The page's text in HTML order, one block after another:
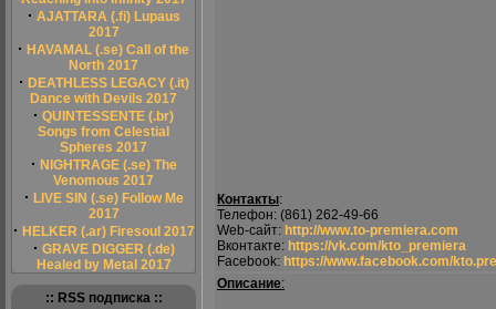
· AJATTARA (.fi) Lupaus
2017
· HAVAMAL (.se) Call of the
North 2017
· DEATHLESS LEGACY (.it)
Dance with Devils 2017
· QUINTESSENTE (.br)
Songs from Celestial
Spheres 2017
· NIGHTRAGE (.se) The
Venomous 2017
· LIVE SIN (.se) Follow Me
2017
· HELKER (.ar) Firesoul 2017
· GRAVE DIGGER (.de)
Healed by Metal 2017
:: RSS подписка ::
Контакты:
Телефон: (861) 262-49-66
Web-сайт: http://www.to-premiera.com
Вконтакте: https://vk.com/kto_premiera
Facebook: https://www.facebook.com/
Описание: